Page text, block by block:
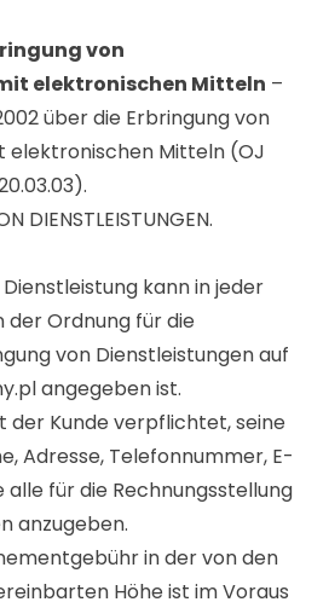
von
elektronischen Mitteln –
über die Erbringung von
elektronischen Mitteln (OJ
DIENSTLEISTUNGEN.
kann in jeder
der Ordnung für die
von Dienstleistungen auf
angegeben ist.
der Kunde verpflichtet, seine
Adresse, Telefonnummer, E-
für die Rechnungsstellung
anzugeben.
in der von den
Höhe ist im Voraus